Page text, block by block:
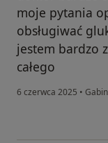
moje pytania
obsługiwać
jestem bardzo
całego
6 czerwca 2025 •